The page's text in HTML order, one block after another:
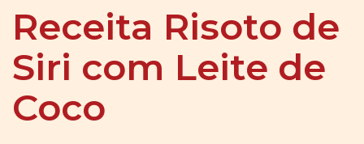
Receita Risoto de
Siri com Leite de
Coco